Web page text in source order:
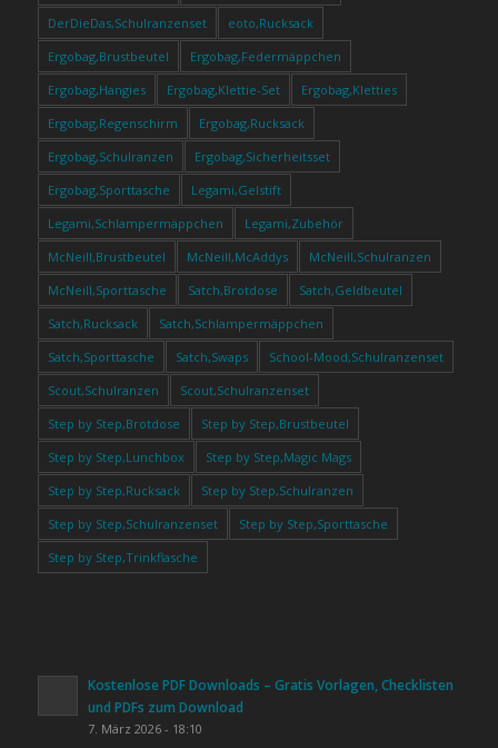
DerDieDas,Schulranzenset
eoto,Rucksack
Ergobag,Brustbeutel
Ergobag,Federmäppchen
Ergobag,Hangies
Ergobag,Klettie-Set
Ergobag,Kletties
Ergobag,Regenschirm
Ergobag,Rucksack
Ergobag,Schulranzen
Ergobag,Sicherheitsset
Ergobag,Sporttasche
Legami,Gelstift
Legami,Schlampermäppchen
Legami,Zubehör
McNeill,Brustbeutel
McNeill,McAddys
McNeill,Schulranzen
McNeill,Sporttasche
Satch,Brotdose
Satch,Geldbeutel
Satch,Rucksack
Satch,Schlampermäppchen
Satch,Sporttasche
Satch,Swaps
School-Mood,Schulranzenset
Scout,Schulranzen
Scout,Schulranzenset
Step by Step,Brotdose
Step by Step,Brustbeutel
Step by Step,Lunchbox
Step by Step,Magic Mags
Step by Step,Rucksack
Step by Step,Schulranzen
Step by Step,Schulranzenset
Step by Step,Sporttasche
Step by Step,Trinkflasche
Kostenlose PDF Downloads – Gratis Vorlagen, Checklisten
und PDFs zum Download
7. März 2026 - 18:10